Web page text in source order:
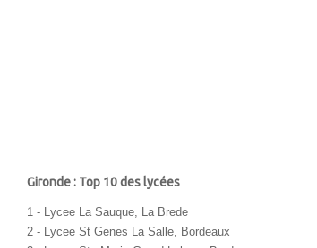
Gironde : Top 10 des lycées
1 - Lycee La Sauque, La Brede
2 - Lycee St Genes La Salle, Bordeaux